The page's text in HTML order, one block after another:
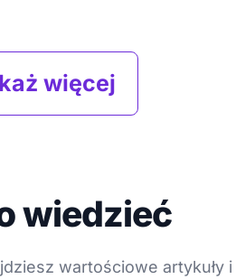
więcej
wiedzieć
wartościowe artykuły i